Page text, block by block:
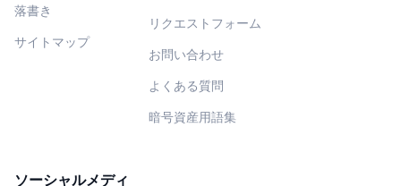
落書き
サイトマップ
リクエストフォーム
お問い合わせ
よくある質問
暗号資産用語集
ソーシャルメディ